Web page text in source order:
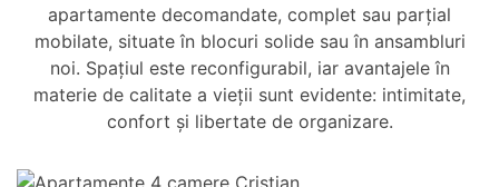
apartamente decomandate, complet sau parțial
mobilate, situate în blocuri solide sau în ansambluri
noi. Spațiul este reconfigurabil, iar avantajele în
materie de calitate a vieții sunt evidente: intimitate,
confort și libertate de organizare.